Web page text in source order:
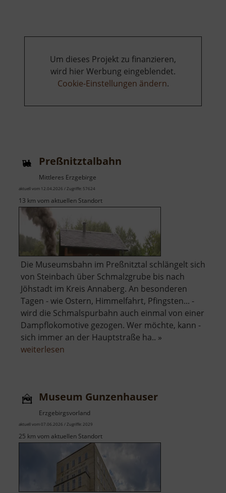
Um dieses Projekt zu finanzieren,
wird hier Werbung eingeblendet.
Cookie-Einstellungen ändern.
Preßnitztalbahn
Mittleres Erzgebirge
aktuell vom 12.04.2026 / Zugriffe: 57624
13 km vom aktuellen Standort
Die Museumsbahn im Preßnitztal schlängelt sich
von Steinbach über Schmalzgrube bis nach
Jöhstadt im Kreis Annaberg. An besonderen
Tagen - wie Ostern, Himmelfahrt, Pfingsten... -
wird die Schmalspurbahn auch einmal von einer
Dampflokomotive gezogen. Wer möchte, kann -
sich immer an der Hauptstraße ha.. »
weiterlesen
Museum Gunzenhauser
Erzgebirgsvorland
aktuell vom 07.06.2026 / Zugriffe: 2029
25 km vom aktuellen Standort